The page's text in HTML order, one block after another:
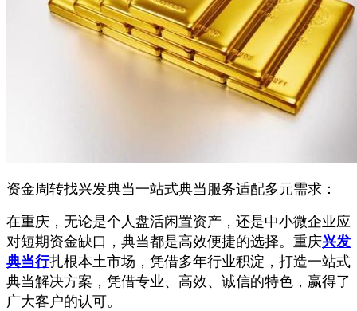
资金周转找兴发典当一站式典当服务适配多元需求 ：
在重庆，无论是个人盘活闲置资产，还是中小微企业应
对短期资金缺口，典当都是高效便捷的选择。重庆兴发
典当行扎根本土市场，凭借多年行业积淀，打造一站式
典当解决方案，凭借专业、高效、诚信的特色，赢得了
广大客户的认可。